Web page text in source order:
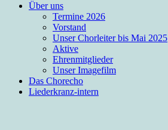
Über uns
Termine 2026
Vorstand
Unser Chorleiter bis Mai 2025
Aktive
Ehrenmitglieder
Unser Imagefilm
Das Chorecho
Liederkranz-intern